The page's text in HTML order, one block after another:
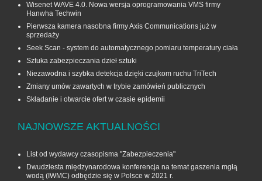
Wisenet WAVE 4.0. Nowa wersja oprogramowania VMS firmy
Hanwha Techwin
Pierwsza kamera nasobna firmy Axis Communications już w
sprzedaży
Seek Scan - system do automatycznego pomiaru temperatury ciała
Sztuka zabezpieczania dzieł sztuki
Niezawodna i szybka detekcja dzięki czujkom ruchu TriTech
Zmiany umów zawartych w trybie zamówień publicznych
Składanie i otwarcie ofert w czasie epidemii
NAJNOWSZE AKTUALNOŚCI
List od wydawcy czasopisma "Zabezpieczenia"
Dwudziesta międzynarodowa konferencja na temat gaszenia mgłą
wodą (IWMC) odbędzie się w Polsce w 2021 r.